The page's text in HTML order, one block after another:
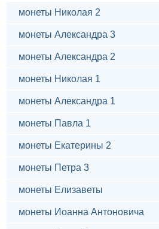
монеты Николая 2
монеты Александра 3
монеты Александра 2
монеты Николая 1
монеты Александра 1
монеты Павла 1
монеты Екатерины 2
монеты Петра 3
монеты Елизаветы
монеты Иоанна Антоновича